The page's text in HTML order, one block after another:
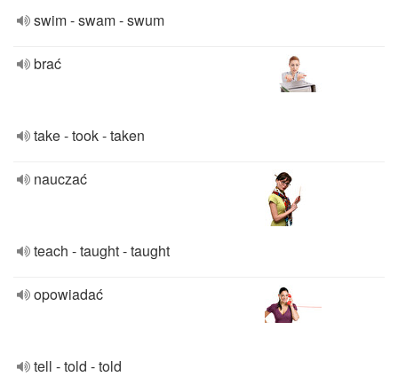
swim - swam - swum
brać
take - took - taken
nauczać
teach - taught - taught
opowiadać
tell - told - told